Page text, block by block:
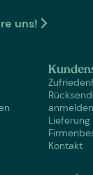
uns!
anmelden
Lieferung
Kontakt